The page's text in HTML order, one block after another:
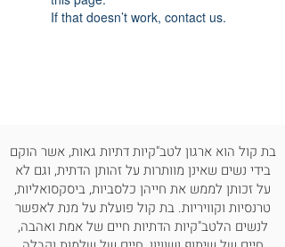
If that doesn’t work, contact us.
בת קול הוא ארגון לטב"קיות דתיות גאות, אשר הוקם
בידי נשים שאינן מוותרות על זהותן הדתית, וגם לא
על זכותן לממש את חייהן כלסביות, ביסקסואליות,
טרנסיות וקוויריות. בת קול פועלת על מנת לאפשר
לנשים הלטב"קיות הדתיות חיים של אמת ואהבה,